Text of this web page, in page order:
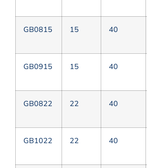
GВ0815 15 40
GВ0915 15 40
GВ0822 22 40
GB1022 22 40